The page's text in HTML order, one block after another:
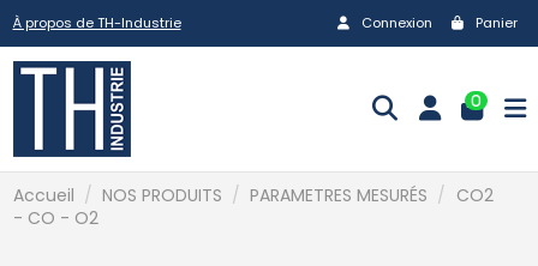
À propos de TH-Industrie Connexion Panier
0
Accueil NOS PRODUITS PARAMETRES MESURÉS
CO2
- CO - O2